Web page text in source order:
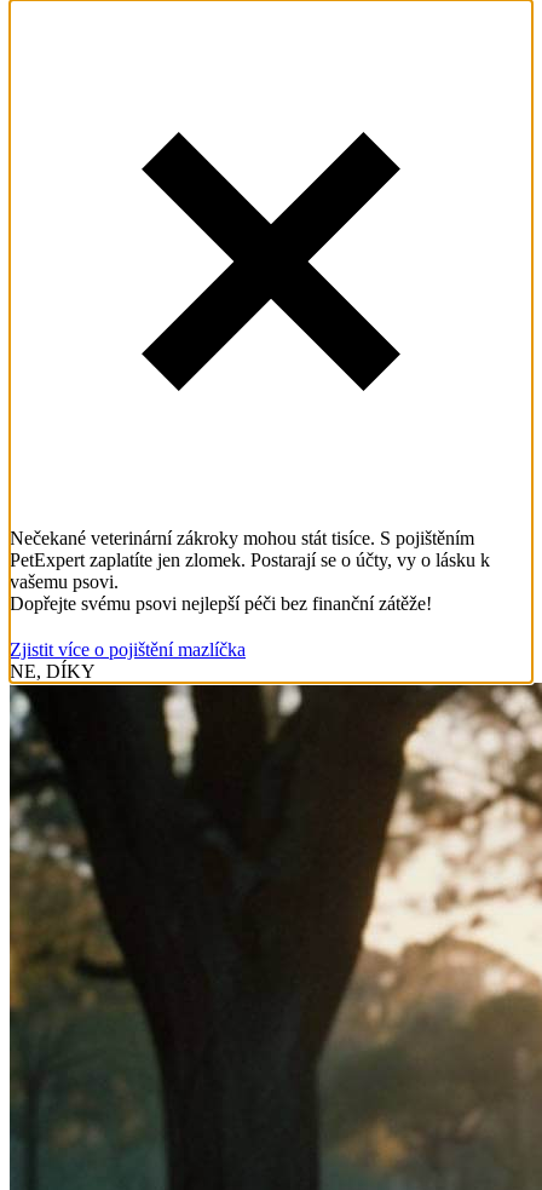
Nečekané veterinární zákroky mohou stát tisíce. S pojištěním
PetExpert zaplatíte jen zlomek. Postarají se o účty, vy o lásku k
vašemu psovi.
Dopřejte svému psovi nejlepší péči bez finanční zátěže!
Zjistit více o pojištění mazlíčka
NE, DÍKY